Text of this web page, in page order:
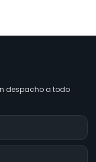
despacho a todo